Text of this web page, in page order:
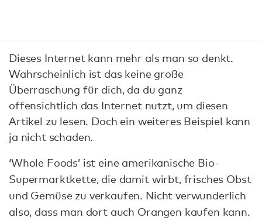
Dieses Internet kann mehr als man so denkt.
Wahrscheinlich ist das keine große
Überraschung für dich, da du ganz
offensichtlich das Internet nutzt, um diesen
Artikel zu lesen. Doch ein weiteres Beispiel kann
ja nicht schaden.
‘Whole Foods’ ist eine amerikanische Bio-
Supermarktkette, die damit wirbt, frisches Obst
und Gemüse zu verkaufen. Nicht verwunderlich
also, dass man dort auch Orangen kaufen kann.